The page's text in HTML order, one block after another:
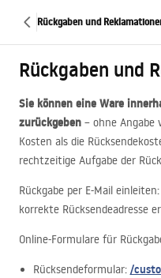
Rückgaben und
Rückgaben und
Sie können eine Ware
zurückgeben – ohne Angabe
Kosten als die
rechtzeitige Aufgabe der
Rückgabe per E-Mail einleiten:
korrekte Rücksendeadresse
Online-Formulare für
Rücksendeformular: /